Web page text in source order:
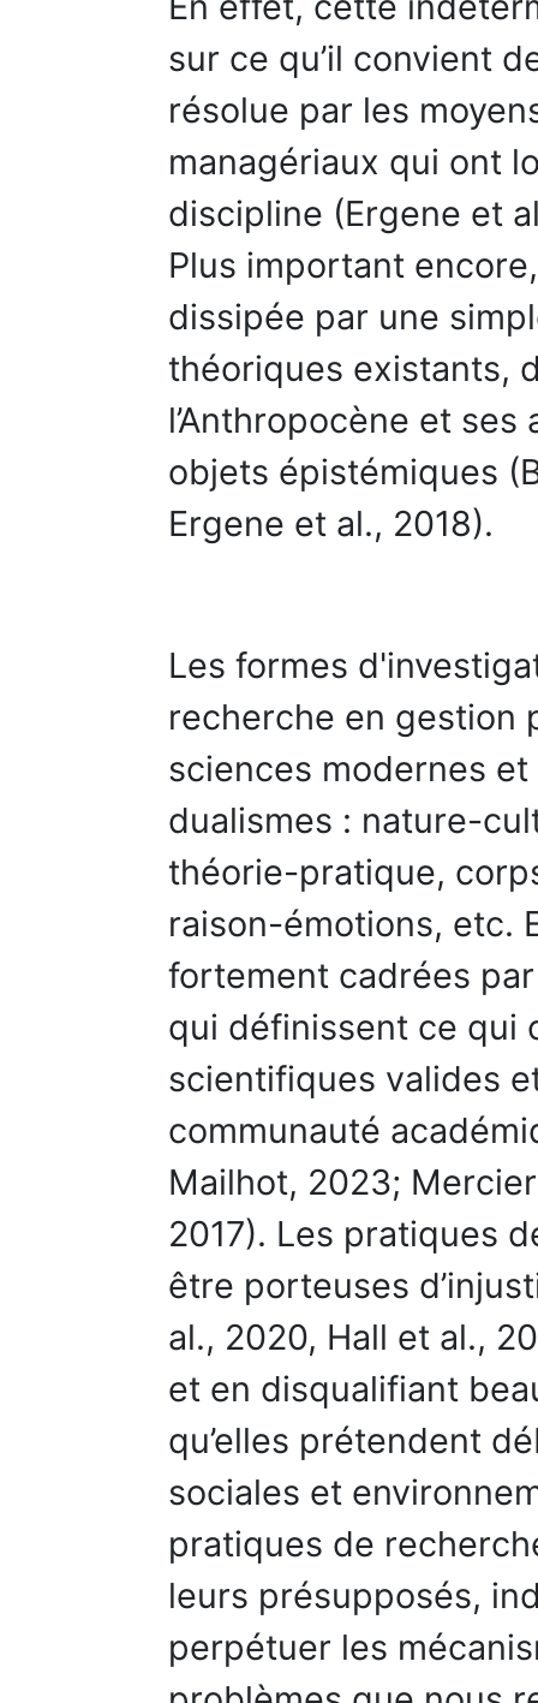
sur ce qu’il convient
résolue par les
managériaux qui ont
discipline (Ergene et
Plus important
dissipée par une
théoriques existants,
l’Anthropocène et
objets épistémiques
Ergene et al., 2018).
Les formes
recherche en gestion
sciences modernes
dualismes : nature-
théorie-pratique,
raison-émotions, etc.
fortement cadrées
qui définissent ce qui
scientifiques valides
communauté
Mailhot, 2023;
2017). Les pratiques
être porteuses
al., 2020, Hall et al.,
et en disqualifiant
qu’elles prétendent
sociales et
pratiques de
leurs présupposés,
perpétuer les